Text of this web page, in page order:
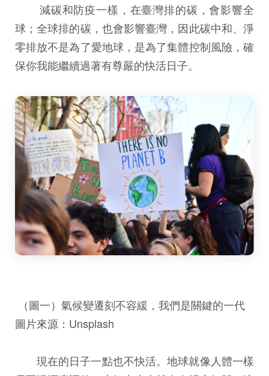
減碳和防疫一樣，在臺灣排的碳，會影響全
球；全球排的碳，也會影響臺灣，因此碳中和、淨
零排放不是為了愛地球，是為了集體控制風險，確
保你我能繼續過著有尊嚴的快活日子。
（圖一）氣候變遷刻不容緩，我們是關鍵的一代
圖片來源：Unsplash
現在的日子一點也不快活。地球就像人體一樣